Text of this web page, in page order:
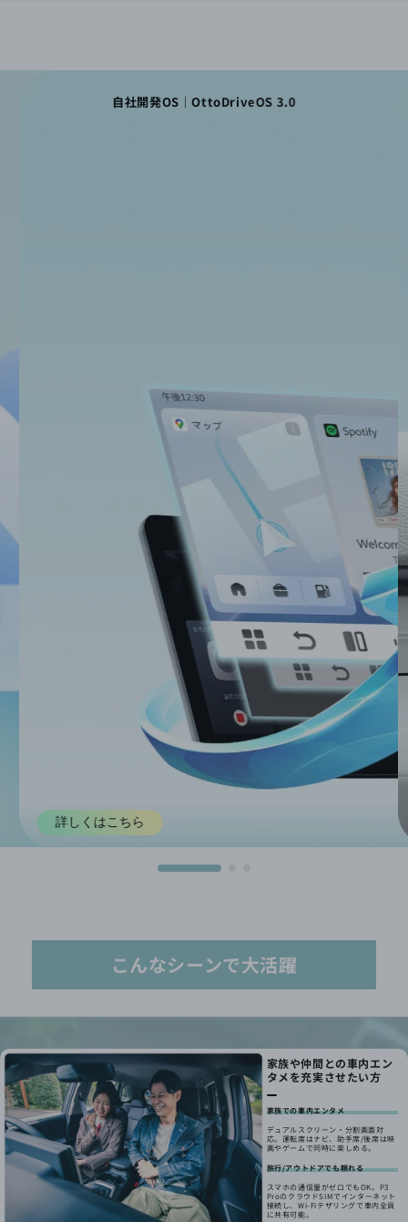
自社開発OS｜OttoDriveOS 3.0
詳しくはこちら
こんなシーンで大活躍
家族や仲間との車内エン
タメを充実させたい方
家族での車内エンタメ
デュアルスクリーン・分割画面対
応。運転席はナビ、助手席/後席は映
画やゲームで同時に楽しめる。
旅行/アウトドアでも頼れる
スマホの通信量がゼロでもOK。P3
ProのクラウドSIMでインターネット
接続し、Wi-Fiテザリングで車内全員
に共有可能。